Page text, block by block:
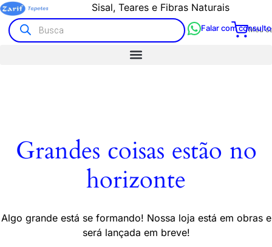
Sisal, Teares e Fibras Naturais
Meu
Falar com
Grandes coisas estão no
horizonte
Algo grande está se formando! Nossa loja está em obras e
será lançada em breve!